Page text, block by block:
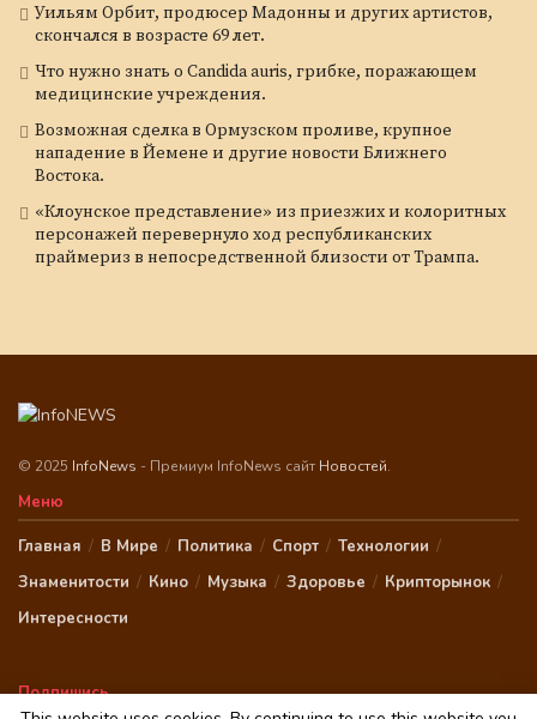
Уильям Орбит, продюсер Мадонны и других артистов,
скончался в возрасте 69 лет.
Что нужно знать о Candida auris, грибке, поражающем
медицинские учреждения.
Возможная сделка в Ормузском проливе, крупное
нападение в Йемене и другие новости Ближнего
Востока.
«Клоунское представление» из приезжих и колоритных
персонажей перевернуло ход республиканских
праймериз в непосредственной близости от Трампа.
© 2025 InfoNews - Премиум InfoNews сайт Новостей.
Меню
Главная В Мире Политика Спорт
Технологии
Знаменитости
Кино Музыка Здоровье
Крипторынок
Интересности
Подпишись